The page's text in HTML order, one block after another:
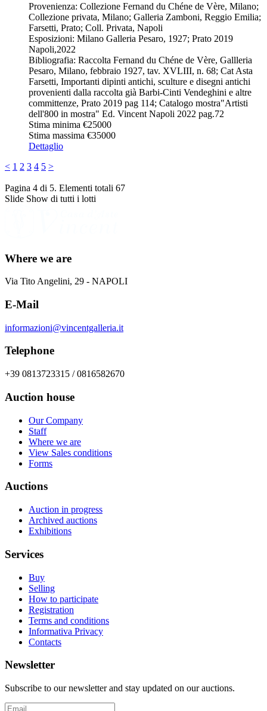
Provenienza: Collezione Fernand du Chéne de Vère, Milano;
Collezione privata, Milano; Galleria Zamboni, Reggio Emilia;
Farsetti, Prato; Coll. Privata, Napoli
Esposizioni: Milano Galleria Pesaro, 1927; Prato 2019
Napoli,2022
Bibliografia: Raccolta Fernand du Chéne de Vère, Gallleria
Pesaro, Milano, febbraio 1927, tav. XVLIII, n. 68; Cat Asta
Farsetti, Importanti dipinti antichi, sculture e disegni antichi
provenienti dalla raccolta già Barbi-Cinti Vendeghini e altre
committenze, Prato 2019 pag 114; Catalogo mostra"Artisti
dell'800 in mostra" Ed. Vincent Napoli 2022 pag.72
Stima minima €25000
Stima massima €35000
Dettaglio
< 1 2 3 4 5 >
Pagina 4 di 5. Elementi totali 67
Slide Show di tutti i lotti
Where we are
Via Tito Angelini, 29 - NAPOLI
E-Mail
informazioni@vincentgalleria.it
Telephone
+39 0813723315 / 0816582670
Auction house
Our Company
Staff
Where we are
View Sales conditions
Forms
Auctions
Auction in progress
Archived auctions
Exhibitions
Services
Buy
Selling
How to participate
Registration
Terms and conditions
Informativa Privacy
Contacts
Newsletter
Subscribe to our newsletter and stay updated on our auctions.